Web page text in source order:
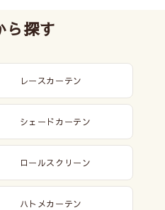
ら探す
レースカーテン
シェードカーテン
ロールスクリーン
ハトメカーテン